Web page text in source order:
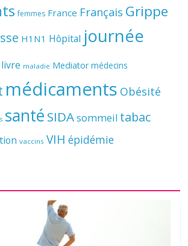
femmes France Français Grippe
H1N1 Hôpital journée
livre maladie Mediator médecins
médicaments Obésité
santé SIDAsommeil tabac
vaccins VIH épidémie